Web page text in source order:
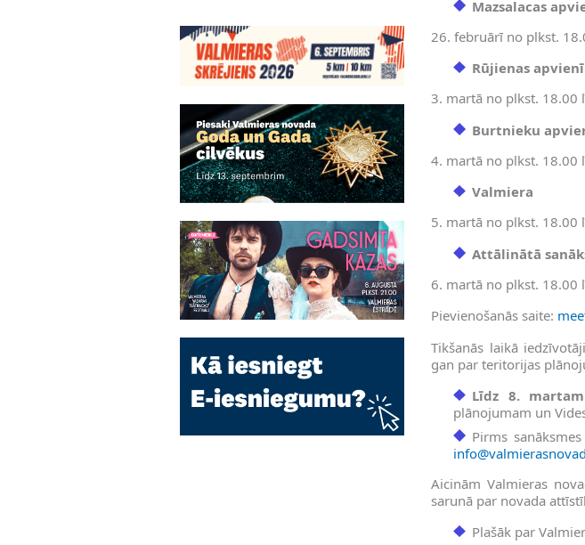
Mazsalacas
26. februārī no plkst.
Rūjienas
3. martā no plkst. 18.00
Burtnieku
4. martā no plkst. 18.00
Valmiera
5. martā no plkst. 18.00
Attālinātā
6. martā no plkst. 18.00
Pievienošanās saite:
Tikšanās laikā
gan par teritorijas
Līdz 8. martam
plānojumam un
Pirms
Aicinām Valmieras
sarunā par novada
Plašāk par